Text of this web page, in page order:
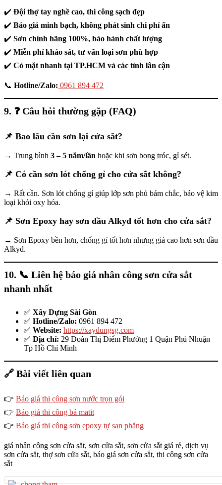
✔️ Đội thợ tay nghề cao, thi công sạch đẹp
✔️ Báo giá minh bạch, không phát sinh chi phí ẩn
✔️ Sơn chính hãng 100%, bảo hành chất lượng
✔️ Miễn phí khảo sát, tư vấn loại sơn phù hợp
✔️ Có mặt nhanh tại TP.HCM và các tỉnh lân cận
📞 Hotline/Zalo: 0961 894 472
9. ❓ Câu hỏi thường gặp (FAQ)
📌 Bao lâu cần sơn lại cửa sắt?
→ Trung bình 3 – 5 năm/lần hoặc khi sơn bong tróc, gỉ sét.
📌 Có cần sơn lót chống gỉ cho cửa sắt không?
→ Rất cần. Sơn lót chống gỉ giúp lớp sơn phủ bám chắc, bảo vệ kim
loại khỏi oxy hóa.
📌 Sơn Epoxy hay sơn dầu Alkyd tốt hơn cho cửa sắt?
→ Sơn Epoxy bền hơn, chống gỉ tốt hơn nhưng giá cao hơn sơn dầu
Alkyd.
10. 📞 Liên hệ báo giá nhân công sơn cửa sắt
nhanh nhất
✅ Xây Dựng Sài Gòn
✅ Hotline/Zalo: 0961 894 472
✅ Website: https://xaydungsg.com
✅ Địa chỉ: 29 Đoàn Thị Điểm Phường 1 Quận Phú Nhuận
Tp Hồ Chí Minh
🔗 Bài viết liên quan
👉 Báo giá thi công sơn nước trọn gói
👉 Báo giá thi công bả matit
👉 Báo giá thi công sơn epoxy tự san phẳng
giá nhân công sơn cửa sắt, sơn cửa sắt, sơn cửa sắt giá rẻ, dịch vụ
sơn cửa sắt, thợ sơn cửa sắt, báo giá sơn cửa sắt, thi công sơn cửa
sắt